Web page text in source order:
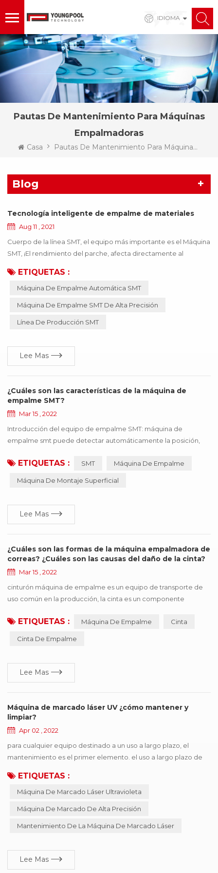
IDIOMA
Pautas De Mantenimiento Para Máquinas
Empalmadoras
Casa Pautas De Mantenimiento Para Máquinas Empalmadoras
Blog
Tecnología inteligente de empalme de materiales
Aug 11 , 2021
Cuerpo de la línea SMT, el equipo más importante es el Máquina
SMT, ¡El rendimiento del parche, afecta directamente al
material inexacto, provocan que la máquina SMT funcione de
manera anormal, todo el producto dejará de funcionar, lo que
evitar mediante la actualización de la ...
ETIQUETAS :
Máquina De Empalme Automática SMT
Máquina De Empalme SMT De Alta Precisión
Línea De Producción SMT
Lee Mas
¿Cuáles son las características de la máquina de
empalme SMT?
Mar 15 , 2022
Introducción del equipo de empalme SMT: máquina de
empalme smt puede detectar automáticamente la posición,
con la cinta. La máquina empalmadora SMT es fácil de operar,
mejora la eficiencia del consumo. profesional para línea de
ETIQUETAS : SMT Máquina De Empalme
Máquina De Montaje Superficial
Lee Mas
¿Cuáles son las formas de la máquina empalmadora de
correas? ¿Cuáles son las causas del daño de la cinta?
Mar 15 , 2022
cinturón máquina de empalme es un equipo de transporte de
uso común en la producción, la cinta es un componente
que se cinta aparece en diversas formas de daño, afectará la
seis tipos de formas de daño comunes, y presenta sugerencias
ETIQUETAS : Máquina De Empalme Cinta
Cinta De Empalme
Lee Mas
Máquina de marcado láser UV ¿cómo mantener y
limpiar?
Apr 02 , 2022
para cualquier equipo destinado a un uso a largo plazo, el
mantenimiento es el primer elemento. el uso a largo plazo de
inestable, propensa a fallar., por lo tanto, se debe realizar un
mantenimiento e inspección regulares para garantizar el
vida útil de la máquina. máquina de marcado lá...
ETIQUETAS :
Máquina De Marcado Láser Ultravioleta
Máquina De Marcado De Alta Precisión
Mantenimiento De La Máquina De Marcado Láser
Lee Mas